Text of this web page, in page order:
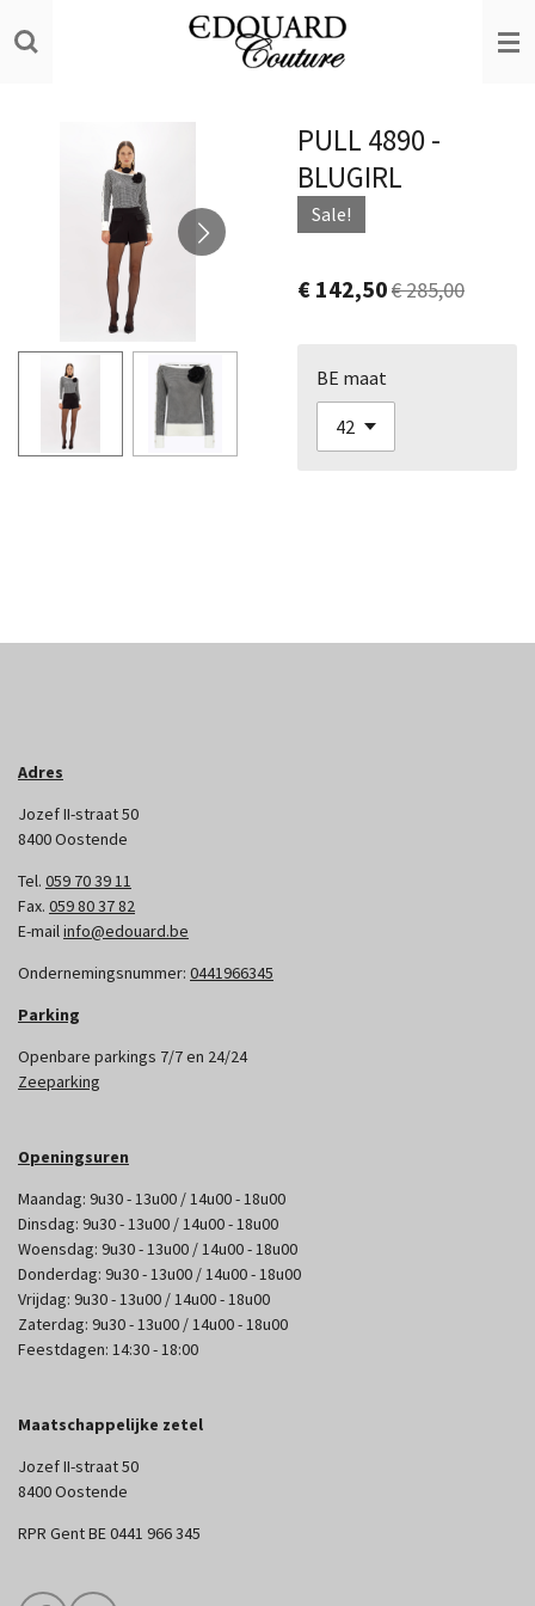
direct
hoofdinhoud
PULL 4890 -
BLUGIRL
Sale!
€ 142,50€ 285,00
BE maat
Adres
Jozef II-straat 50
8400 Oostende
Tel. 059 70 39 11
Fax. 059 80 37 82
E-mailinfo@edouard.be
Ondernemingsnummer: 0441966345
Parking
Openbare parkings 7/7 en 24/24
Zeeparking
Openingsuren
Maandag: 9u30 - 13u00 / 14u00 - 18u00
Dinsdag: 9u30 - 13u00 / 14u00 - 18u00
Woensdag: 9u30 - 13u00 / 14u00 - 18u00
Donderdag: 9u30 - 13u00 / 14u00 - 18u00
Vrijdag: 9u30 - 13u00 / 14u00 - 18u00
Zaterdag: 9u30 - 13u00 / 14u00 - 18u00
Feestdagen: 14:30 - 18:00
Maatschappelijke zetel
Jozef II-straat 50
8400 Oostende
RPR Gent BE 0441 966 345